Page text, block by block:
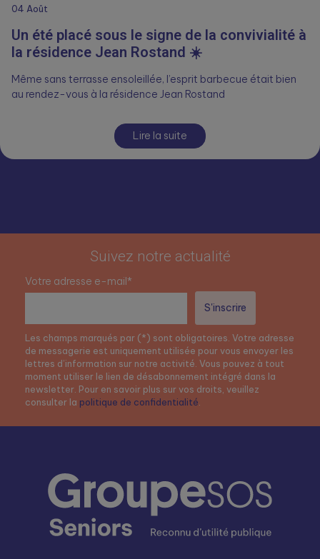
04 Août
Un été placé sous le signe de la convivialité à
la résidence Jean Rostand ☀️
Même sans terrasse ensoleillée, l’esprit barbecue était bien
au rendez-vous à la résidence Jean Rostand
Suivez notre actualité
Votre adresse e-mail*
Les champs marqués par (*) sont obligatoires. Votre adresse